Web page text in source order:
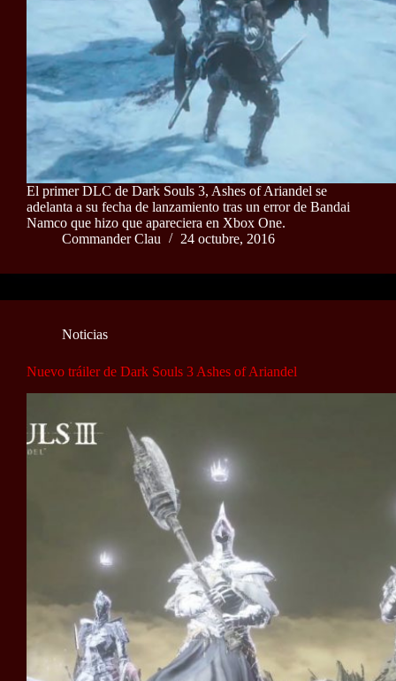
El primer DLC de Dark Souls 3, Ashes of Ariandel se
adelanta a su fecha de lanzamiento tras un error de Bandai
Namco que hizo que apareciera en Xbox One.
Commander Clau
24 octubre, 2016
Noticias
Nuevo tráiler de Dark Souls 3 Ashes of Ariandel